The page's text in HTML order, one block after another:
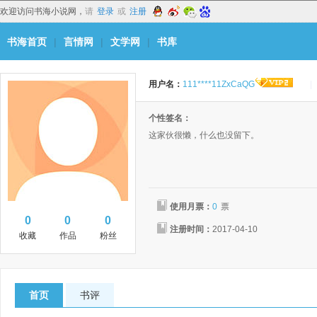
欢迎访问书海小说网， 请 登录 或 注册
书海首页 | 言情网 | 文学网 | 书库
0
收藏
0
作品
0
粉丝
用户名： 111****11ZxCaQG
个性签名：
这家伙很懒，什么也没留下。
使用月票： 0 票
注册时间： 2017-04-10
首页 书评